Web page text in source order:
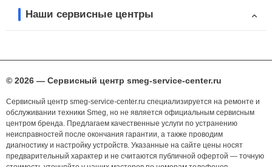
Наши сервисные центры
© 2026 — Сервисный центр smeg-service-center.ru
Сервисный центр smeg-service-center.ru специализируется на ремонте и
обслуживании техники Smeg, но не является официальным сервисным
центром бренда. Предлагаем качественные услуги по устранению
неисправностей после окончания гарантии, а также проводим
диагностику и настройку устройств. Указанные на сайте цены носят
предварительный характер и не считаются публичной офертой — точную